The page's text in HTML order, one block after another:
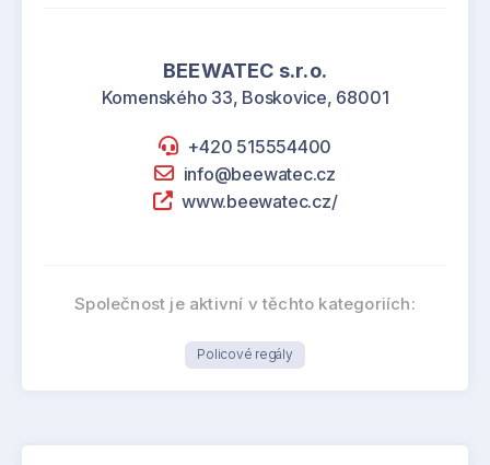
BEEWATEC s.r.o.
Komenského 33, Boskovice, 68001
+420 515554400
info@beewatec.cz
www.beewatec.cz/
Společnost je aktivní v těchto kategoriích:
Policové regály